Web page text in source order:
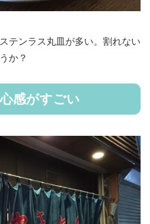
テンラス丸皿が多い。割れない
か？
感がすごい